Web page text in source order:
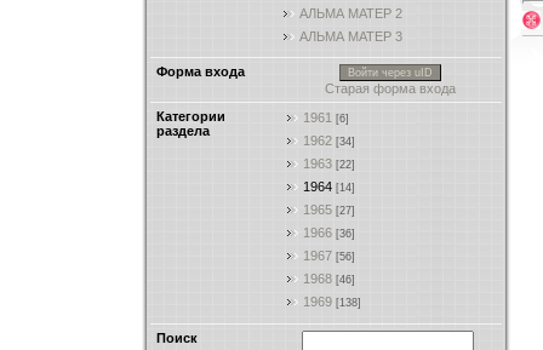
АЛЬМА МАТЕР 2
АЛЬМА МАТЕР 3
Форма входа Войти через uID
Старая форма входа
Категории
раздела
1961 [6]
1962 [34]
1963 [22]
1964 [14]
1965 [27]
1966 [36]
1967 [56]
1968 [46]
1969 [138]
Поиск